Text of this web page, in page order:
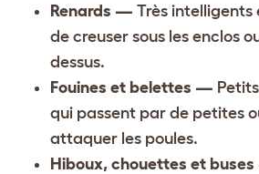
Renards — Très intelligents
de creuser sous les enclos
dessus.
Fouines et belettes —
qui passent par de petites
attaquer les poules.
Hiboux, chouettes et